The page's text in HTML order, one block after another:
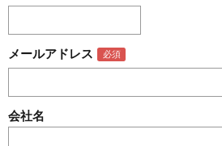
メールアドレス
会社名